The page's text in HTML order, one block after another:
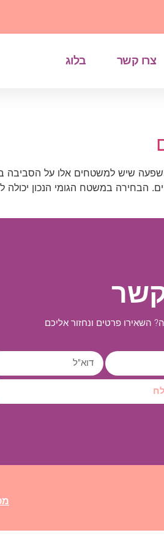
צרו קשר בלוג
שיש למשטחים אלו על הסביבה
הבחירה במשטח הגומי הנכון יכולה
השאירו פרטים ונחזור אליכם